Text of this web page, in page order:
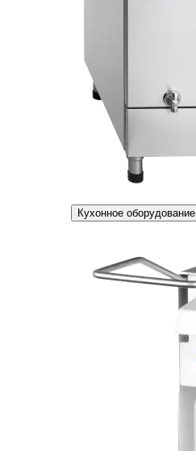
Кухонное оборудование